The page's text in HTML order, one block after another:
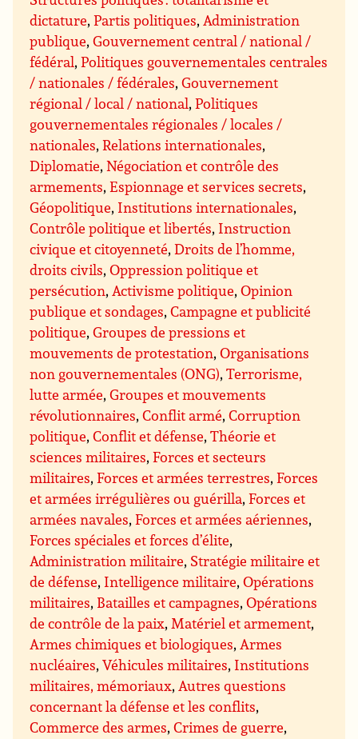
dictature,Partis politiques,Administration
publique,Gouvernement central / national /
fédéral,Politiques gouvernementales centrales
/ nationales / fédérales,Gouvernement
régional / local / national,Politiques
gouvernementales régionales / locales /
nationales,Relations internationales,
Diplomatie,Négociation et contrôle des
armements,Espionnage et services secrets,
Géopolitique, Institutions internationales,
Contrôle politique et libertés, Instruction
civique et citoyenneté,Droits de l’homme,
droits civils,Oppression politique et
persécution,Activisme politique,Opinion
publique et sondages,Campagne et publicité
politique,Groupes de pressions et
mouvements de protestation,Organisations
non gouvernementales (ONG),Terrorisme,
lutte armée,Groupes et mouvements
révolutionnaires,Conflit armé,Corruption
politique,Conflit et défense,Théorie et
sciences militaires,Forces et secteurs
militaires,Forces et armées terrestres,Forces
et armées irrégulières ou guérilla,Forces et
armées navales,Forces et armées aériennes,
Forces spéciales et forces d’élite,
Administration militaire, Stratégie militaire et
de défense, Intelligence militaire,Opérations
militaires, Batailles et campagnes,Opérations
de contrôle de la paix,Matériel et armement,
Armes chimiques et biologiques,Armes
nucléaires,Véhicules militaires, Institutions
militaires, mémoriaux,Autres questions
concernant la défense et les conflits,
Commerce des armes,Crimes de guerre,